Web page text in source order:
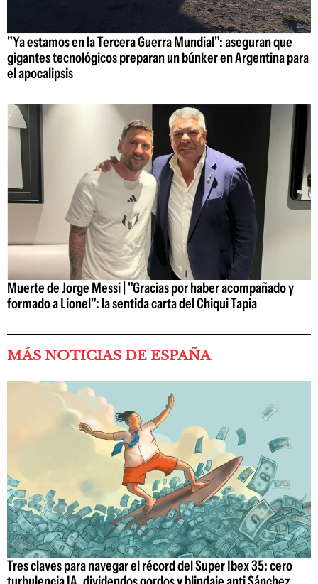
"Ya estamos en la Tercera Guerra Mundial": aseguran que
gigantes tecnológicos preparan un búnker en Argentina para
el apocalipsis
Muerte de Jorge Messi | "Gracias por haber acompañado y
formado a Lionel": la sentida carta del Chiqui Tapia
MÁS NOTICIAS DE ESPAÑA
Tres claves para navegar el récord del Super Ibex 35: cero